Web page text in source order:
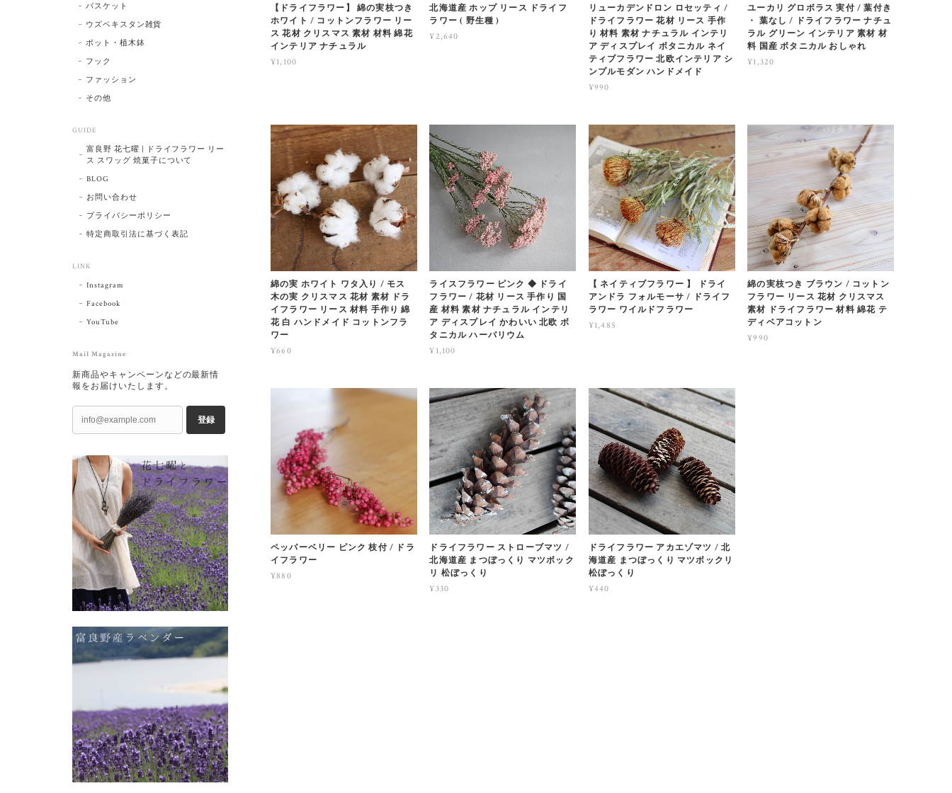
【ドライフラワー】 綿の実枝つき
ホワイト / コットンフラワー リー
ス 花材 クリスマス 素材 材料 綿花
インテリア ナチュラル
¥1,100
北海道産 ホップ リース ドライフ
ラワー ( 野生種 )
¥2,640
リューカデンドロン ロセッティ /
ドライフラワー 花材 リース 手作
り 材料 素材 ナチュラル インテリ
ア ディスプレイ ボタニカル ネイ
ティブフラワー 北欧インテリア シ
ンプルモダン ハンドメイド
¥990
ユーカリ グロボラス 実付 / 葉付き
・ 葉なし / ドライフラワー ナチュ
ラル グリーン インテリア 素材 材
料 国産 ボタニカル おしゃれ
¥1,320
綿の実 ホワイト ワタ入り / モス
木の実 クリスマス 花材 素材 ドラ
イフラワー リース 材料 手作り 綿
花 白 ハンドメイド コットンフラ
ワー
¥660
ライスフラワー ピンク ◆ ドライ
フラワー / 花材 リース 手作り 国
産 材料 素材 ナチュラル インテリ
ア ディスプレイ かわいい 北欧 ボ
タニカル ハーバリウム
¥1,100
【 ネイティブフラワー 】 ドライ
アンドラ フォルモーサ / ドライフ
ラワー ワイルドフラワー
¥1,485
綿の実枝つき ブラウン / コットン
フラワー リース 花材 クリスマス
素材 ドライフラワー 材料 綿花 テ
ディベアコットン
¥990
ペッパーベリー ピンク 枝付 / ドラ
イフラワー
¥880
ドライフラワー ストローブマツ /
北海道産 まつぼっくり マツボック
リ 松ぼっくり
¥330
ドライフラワー アカエゾマツ / 北
海道産 まつぼっくり マツボックリ
松ぼっくり
¥440
バスケット
ウズベキスタン雑貨
ポット・植木鉢
フック
ファッション
その他
GUIDE
富良野 花七曜 | ドライフラワー リー
ス スワッグ 焼菓子について
BLOG
お問い合わせ
プライバシーポリシー
特定商取引法に基づく表記
LINK
Instagram
Facebook
YouTube
Mail Magazine
新商品やキャンペーンなどの最新情
報をお届けいたします。
登録